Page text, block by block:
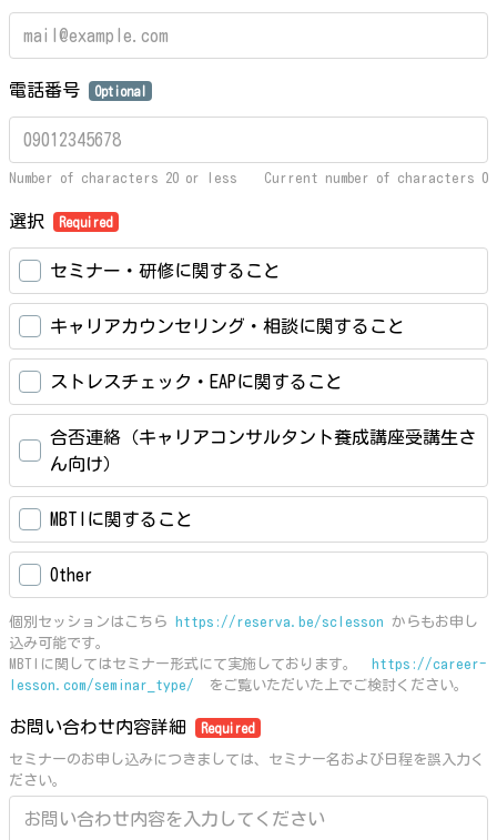
電話番号 Optional
Number of characters 20 or less Current number of characters 0
選択 Required
セミナー・研修に関すること
キャリアカウンセリング・相談に関すること
ストレスチェック・EAPに関すること
合否連絡（キャリアコンサルタント養成講座受講生さ
ん向け）
MBTIに関すること
Other
個別セッションはこちら https://reserva.be/sclesson からもお申し
込み可能です。
MBTIに関してはセミナー形式にて実施しております。 https://career-
lesson.com/seminar_type/ をご覧いただいた上でご検討ください。
お問い合わせ内容詳細 Required
セミナーのお申し込みにつきましては、セミナー名および日程を誤入力く
ださい。